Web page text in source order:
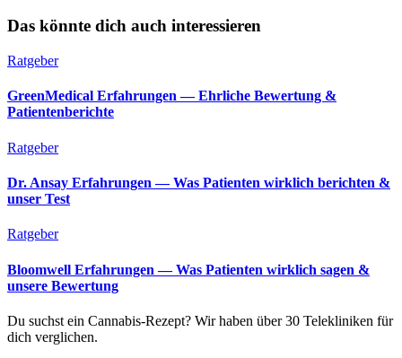
Das könnte dich auch interessieren
Ratgeber
GreenMedical Erfahrungen — Ehrliche Bewertung &
Patientenberichte
Ratgeber
Dr. Ansay Erfahrungen — Was Patienten wirklich berichten &
unser Test
Ratgeber
Bloomwell Erfahrungen — Was Patienten wirklich sagen &
unsere Bewertung
Du suchst ein Cannabis-Rezept? Wir haben über 30 Telekliniken für
dich verglichen.